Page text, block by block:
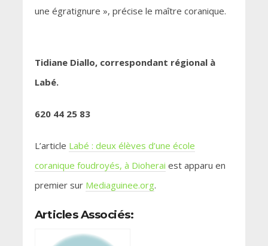
une égratignure », précise le maître coranique.
Tidiane Diallo, correspondant régional à
Labé.
620 44 25 83
L’article Labé : deux élèves d’une école
coranique foudroyés, à Dioherai est apparu en
premier sur Mediaguinee.org.
Articles Associés: